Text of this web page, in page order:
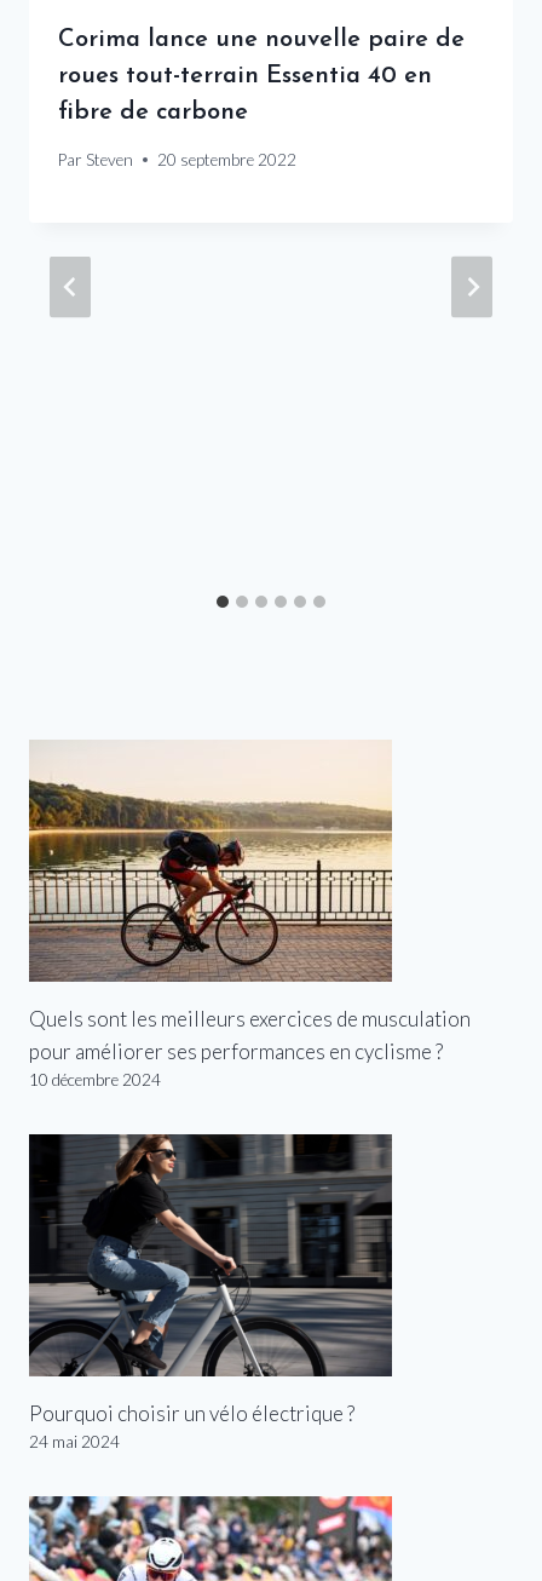
Corima lance une nouvelle paire de
roues tout-terrain Essentia 40 en
fibre de carbone
Par Steven 20 septembre 2022
Quels sont les meilleurs exercices de musculation
pour améliorer ses performances en cyclisme ?
10 décembre 2024
Pourquoi choisir un vélo électrique ?
24 mai 2024